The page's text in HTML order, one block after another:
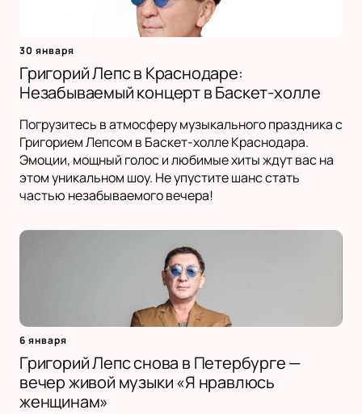
30 января
Григорий Лепс в Краснодаре:
Незабываемый концерт в Баскет-холле
Погрузитесь в атмосферу музыкального праздника с
Григорием Лепсом в Баскет-холле Краснодара.
Эмоции, мощный голос и любимые хиты ждут вас на
этом уникальном шоу. Не упустите шанс стать
частью незабываемого вечера!
6 января
Григорий Лепс снова в Петербурге —
вечер живой музыки «Я нравлюсь
женщинам»